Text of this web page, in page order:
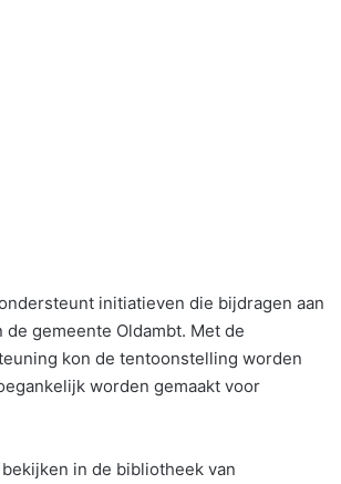
initiatieven die bijdragen aan
gemeente Oldambt. Met de
kon de tentoonstelling worden
worden gemaakt voor
in de bibliotheek van